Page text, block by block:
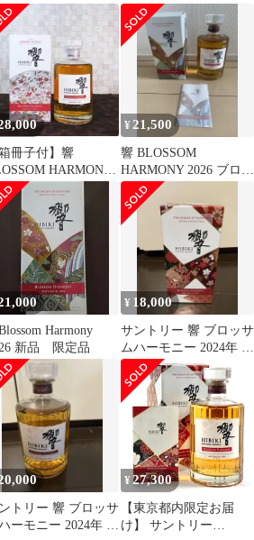
ブロッサム ハーモサム ハーモニー 新品
箱冊子付】響
HARMONY
ブロッサム ハーモ
¥ 21,500
響 BLOSSOM
HARMONY 2026 ブロッ
サム ハーモニー
Harmony
新品 限定品
¥ 18,000
サントリー 響 ブロッサ
ムハーモニー 2024年 カ
ートン付 未開封
トリー 響 ブロッサ
ーモニー 2024年 カ
¥27,300
【東京都内限定お届
け】 サントリー